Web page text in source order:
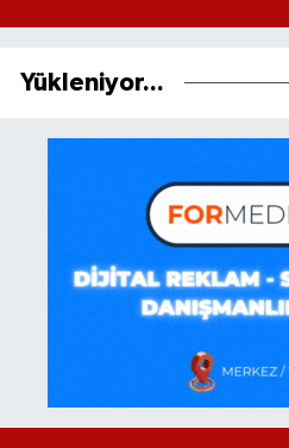
Yükleniyor...